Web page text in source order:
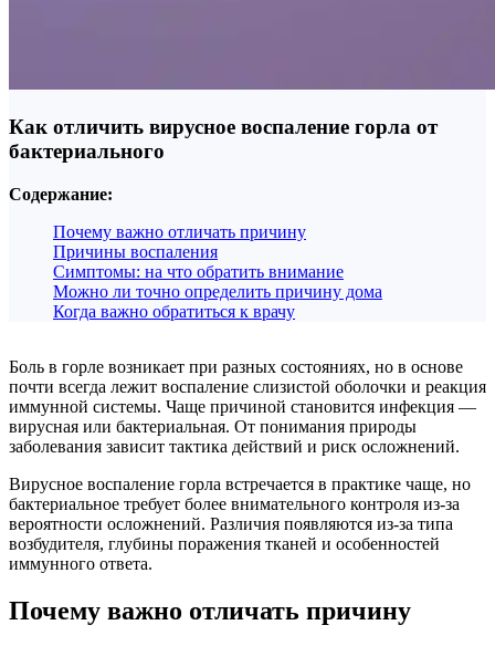
Как отличить вирусное воспаление горла от
бактериального
Содержание:
Почему важно отличать причину
Причины воспаления
Симптомы: на что обратить внимание
Можно ли точно определить причину дома
Когда важно обратиться к врачу
Боль в горле возникает при разных состояниях, но в основе
почти всегда лежит воспаление слизистой оболочки и реакция
иммунной системы. Чаще причиной становится инфекция —
вирусная или бактериальная. От понимания природы
заболевания зависит тактика действий и риск осложнений.
Вирусное воспаление горла встречается в практике чаще, но
бактериальное требует более внимательного контроля из-за
вероятности осложнений. Различия появляются из-за типа
возбудителя, глубины поражения тканей и особенностей
иммунного ответа.
Почему важно отличать причину